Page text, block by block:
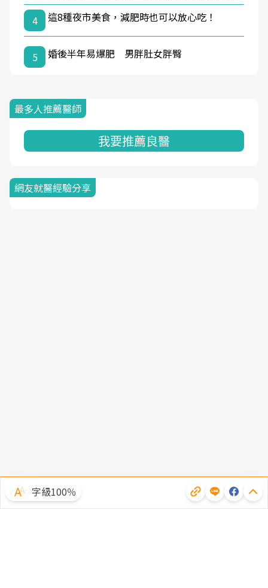
4
這8種夜市美食，減肥時也可以放心吃！
5 婚後半年易爆肥 男胖肚女胖臀
最多人推薦醫師
我要推薦良醫
網友就醫經驗分享
字級100％